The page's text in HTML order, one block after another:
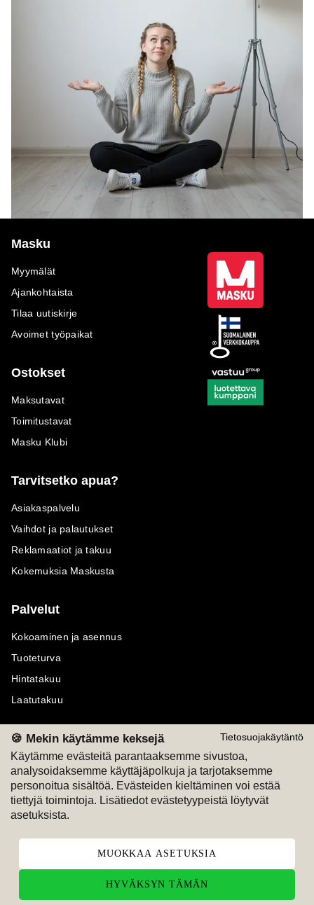
Tietosuojakäytäntö
🍪 Mekin käytämme keksejä
Käytämme evästeitä parantaaksemme sivustoa,
analysoidaksemme käyttäjäpolkuja ja tarjotaksemme
personoitua sisältöä. Evästeiden kieltäminen voi estää
tiettyjä toimintoja. Lisätiedot evästetyypeistä löytyvät
asetuksista.
MUOKKAA ASETUKSIA
HYVÄKSYN TÄMÄN
Masku
Myymälät
Ajankohtaista
Tilaa uutiskirje
Avoimet työpaikat
Ostokset
Maksutavat
Toimitustavat
Masku Klubi
Tarvitsetko apua?
Asiakaspalvelu
Vaihdot ja palautukset
Reklamaatiot ja takuu
Kokemuksia Maskusta
Palvelut
Kokoaminen ja asennus
Tuoteturva
Hintatakuu
Laatutakuu
Maksutavat
M
Seuraa meitä